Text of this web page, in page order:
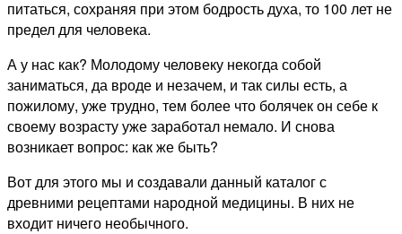
питаться, сохраняя при этом бодрость духа, то 100 лет не
предел для человека.
А у нас как? Молодому человеку некогда собой
заниматься, да вроде и незачем, и так силы есть, а
пожилому, уже трудно, тем более что болячек он себе к
своему возрасту уже заработал немало. И снова
возникает вопрос: как же быть?
Вот для этого мы и создавали данный каталог с
древними рецептами народной медицины. В них не
входит ничего необычного.